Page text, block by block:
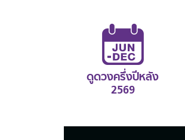
ดูดวงครึ่งปีหลัง
2569